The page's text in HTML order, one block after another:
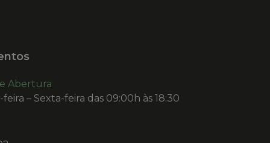
Abertura
– Sexta-feira das 09:00h às 18:30